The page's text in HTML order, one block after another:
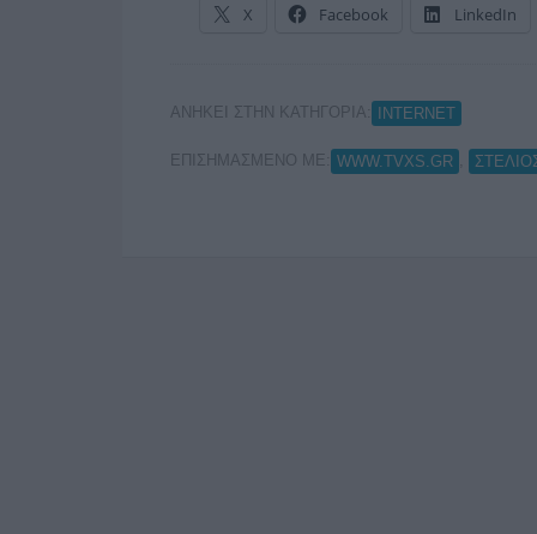
X Facebook LinkedIn
ΑΝΗΚΕΙ ΣΤΗΝ ΚΑΤΗΓΟΡΙΑ: INTERNET
ΕΠΙΣΗΜΑΣΜΕΝΟ ΜΕ: WWW.TVXS.GR